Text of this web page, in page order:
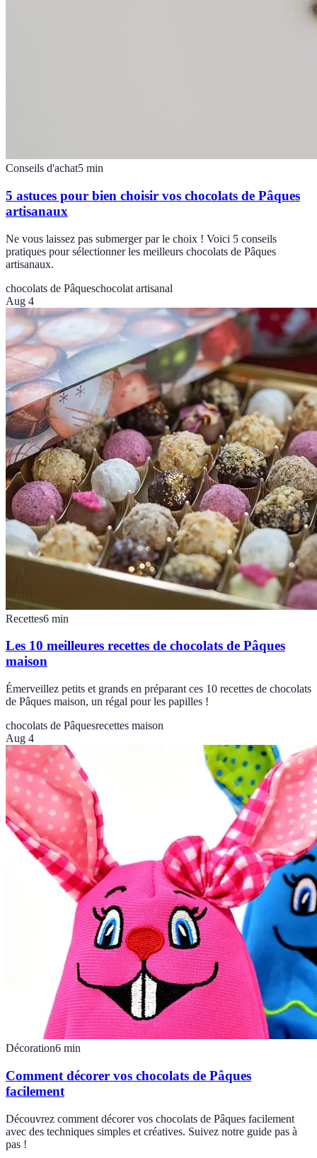
Conseils d'achat5 min
5 astuces pour bien choisir vos chocolats de Pâques
artisanaux
Ne vous laissez pas submerger par le choix ! Voici 5 conseils
pratiques pour sélectionner les meilleurs chocolats de Pâques
artisanaux.
chocolats de Pâqueschocolat artisanal
Aug 4
Recettes6 min
Les 10 meilleures recettes de chocolats de Pâques
maison
Émerveillez petits et grands en préparant ces 10 recettes de chocolats
de Pâques maison, un régal pour les papilles !
chocolats de Pâquesrecettes maison
Aug 4
Décoration6 min
Comment décorer vos chocolats de Pâques
facilement
Découvrez comment décorer vos chocolats de Pâques facilement
avec des techniques simples et créatives. Suivez notre guide pas à
pas !